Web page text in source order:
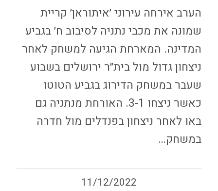
הערב אירחה עירוני ׳איתוראן׳ קריית
שמונה את מכבי נתניה לסיבוב ח׳ בגביע
המדינה. המארחת הגיעה למשחק לאחר
ניצחון גדול מול בית״ר ירושלים בשבוע
שעבר במשחק הדירוג בגביע הטוטו
כאשר ניצחו 3-1. האורחת מנתניה גם
באו לאחר ניצחון בפנדלים מול חדרה
במשחק…
11/12/2022